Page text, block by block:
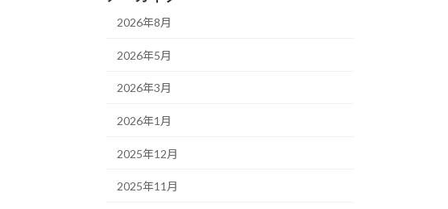
2026年8月
2026年5月
2026年3月
2026年1月
2025年12月
2025年11月